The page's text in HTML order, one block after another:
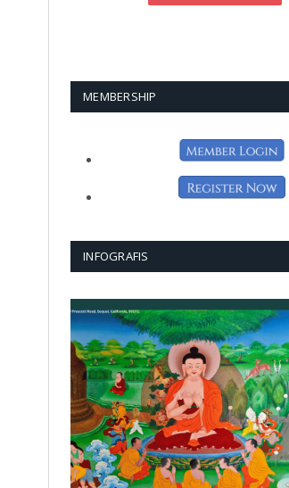
MEMBERSHIP
INFOGRAFIS